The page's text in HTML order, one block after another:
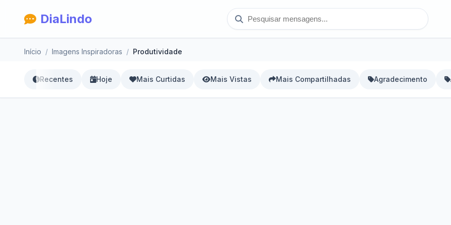
DiaLindo
Início Imagens Inspiradoras Produtividade
Recentes Hoje Mais Curtidas Mais Vistas Mais Compartilhadas Agradecimento